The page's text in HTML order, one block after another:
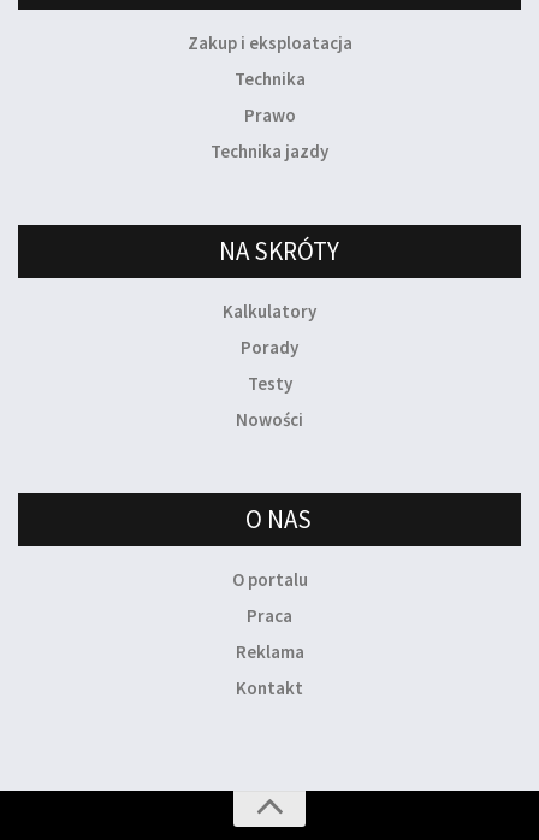
Zakup i eksploatacja
Technika
Prawo
Technika jazdy
NA SKRÓTY
Kalkulatory
Porady
Testy
Nowości
O NAS
O portalu
Praca
Reklama
Kontakt